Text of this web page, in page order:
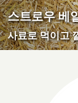
스트로우 베
사료로 먹이고